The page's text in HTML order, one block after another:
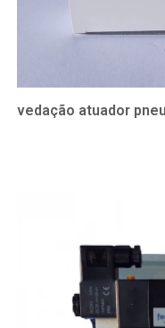
vedação atuador